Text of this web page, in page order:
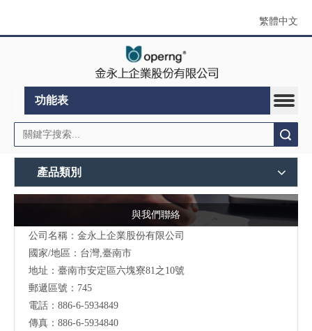
繁體中文
功能表
產品類別
與我們聯絡
公司名稱：金永上企業股份有限公司
國家/地區：台灣,臺南市
地址：臺南市安定區六塊寮81之10號
郵遞區號：745
電話：886-6-5934849
傳真：886-6-5934840